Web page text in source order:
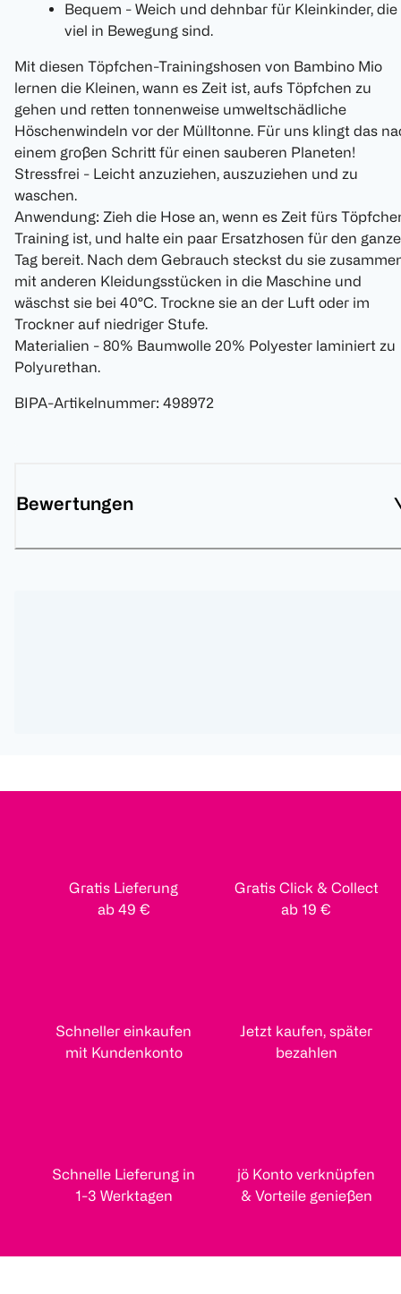
Bequem - Weich und dehnbar für Kleinkinder, die
viel in Bewegung sind.
Mit diesen Töpfchen-Trainingshosen von Bambino Mio
lernen die Kleinen, wann es Zeit ist, aufs Töpfchen zu
gehen und retten tonnenweise umweltschädliche
Höschenwindeln vor der Mülltonne. Für uns klingt das
einem großen Schritt für einen sauberen Planeten!
Stressfrei - Leicht anzuziehen, auszuziehen und zu
waschen.
Anwendung: Zieh die Hose an, wenn es Zeit fürs
Training ist, und halte ein paar Ersatzhosen für den
Tag bereit. Nach dem Gebrauch steckst du sie
mit anderen Kleidungsstücken in die Maschine und
wäschst sie bei 40°C. Trockne sie an der Luft oder im
Trockner auf niedriger Stufe.
Materialien - 80% Baumwolle 20% Polyester laminiert zu
Polyurethan.
BIPA-Artikelnummer: 498972
Bewertungen
Gratis Lieferung
ab 49 €
Gratis Click & Collect
ab 19 €
Schneller einkaufen
mit Kundenkonto
Jetzt kaufen, später
bezahlen
Schnelle Lieferung in
1-3 Werktagen
jö Konto verknüpfen
& Vorteile genießen